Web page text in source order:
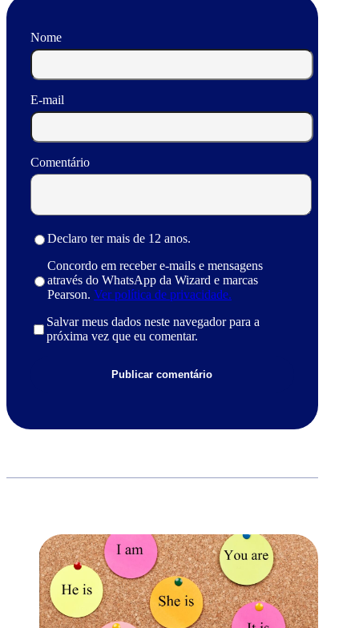
Nome
E-mail
Comentário
Declaro ter mais de 12 anos.
Concordo em receber e-mails e mensagens
através do WhatsApp da Wizard e marcas
Pearson. Ver política de privacidade.
Salvar meus dados neste navegador para a
próxima vez que eu comentar.